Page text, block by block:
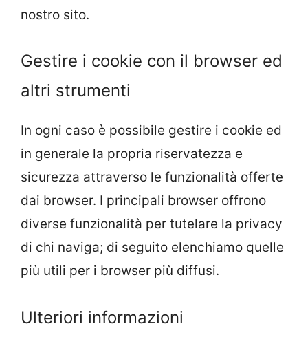
nostro sito.
Gestire i cookie con il browser ed
altri strumenti
In ogni caso è possibile gestire i cookie ed
in generale la propria riservatezza e
sicurezza attraverso le funzionalità offerte
dai browser. I principali browser offrono
diverse funzionalità per tutelare la privacy
di chi naviga; di seguito elenchiamo quelle
più utili per i browser più diffusi.
Ulteriori informazioni